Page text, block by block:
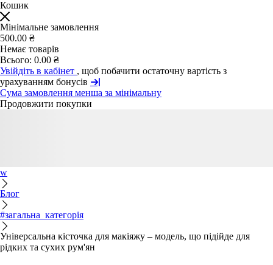
Кошик
Мінімальне замовлення
500.00 ₴
Немає товарів
Всього: 0.00 ₴
Увійдіть в кабінет , щоб побачити остаточну вартість з
урахуванням бонусів
Сума замовлення менша за мінімальну
Продовжити покупки
w
Блог
#загальна_категорія
Універсальна кісточка для макіяжу – модель, що підійде для
рідких та сухих рум'ян